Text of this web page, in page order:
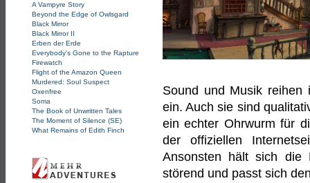
A Vampyre Story
Beyond the Edge of Owlsgard
Black Mirror
Black Mirror II
Erben der Erde
Everybody's Gone to the Rapture
Firewatch
Flight of the Amazon Queen
Murdered: Soul Suspect
Oxenfree
Soma
The Book of Unwritten Tales
The Moment of Silence (SE)
What Remains of Edith Finch
Sound und Musik
ein. Auch sie sind
ein echter Ohrwurm für
der offiziellen
Ansonsten hält sich die
störend und passt sich